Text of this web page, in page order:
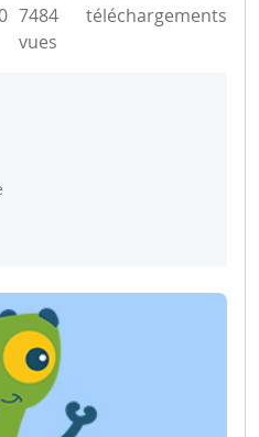
7484
vues
téléchargements